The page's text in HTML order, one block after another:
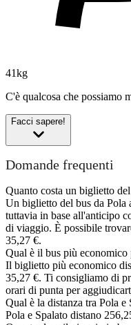
41kg
C'è qualcosa che possiamo
Facci sapere!
Domande frequenti
Quanto costa un biglietto
Un biglietto del bus da Pola
tuttavia in base all'anticipo
di viaggio. È possibile
35,27 €.
Qual è il bus più economico
Il biglietto più economico
35,27 €. Ti consigliamo di
orari di punta per
Qual è la distanza tra Pola e
Pola e Spalato distano